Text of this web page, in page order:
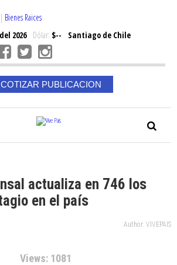
| Bienes Raices
2026Dólar: $--
Santiago de Chile
COTIZAR PUBLICACION
actualiza en 746 los
en el país
Author: VIVEPAIS
Views: 1081